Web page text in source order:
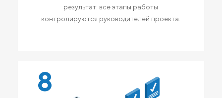
результат: все этапы работы
контролируются руководителей проекта.
8